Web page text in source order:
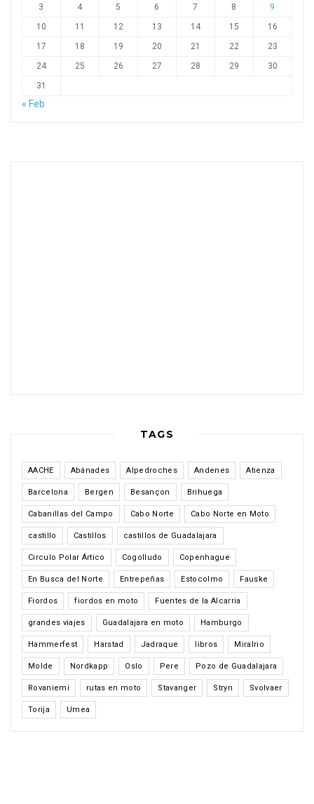
3 4 5 6 7 8
9
10
11 12 13 14 15
16
17
18 19 20 21 22
23
24
25 26 27 28 29
30
31
« Feb
TAGS
AACHE Abánades Alpedroches Andenes Atienza
Barcelona Bergen Besançon Brihuega
Cabanillas del Campo Cabo Norte Cabo Norte en Moto
castillo Castillos castillos de Guadalajara
Circulo Polar Ártico Cogolludo Copenhague
En Busca del Norte Entrepeñas Estocolmo Fauske
Fiordos fiordos en moto Fuentes de la Alcarria
grandes viajes Guadalajara en moto Hamburgo
Hammerfest Harstad Jadraque libros Miralrio
Molde Nordkapp Oslo Pere Pozo de Guadalajara
Rovaniemi rutas en moto Stavanger Stryn Svolvaer
Torija Umea